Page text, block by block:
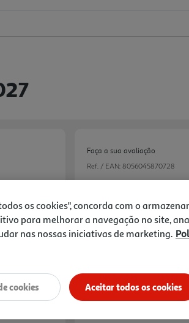
Faça a sua avaliação
Ref. / EAN: 8056045870728
5,99 €
os cookies", concorda com o
para melhorar a navegação no site,
nas nossas iniciativas de marketing.
Aceitar todos os cookies
cookies